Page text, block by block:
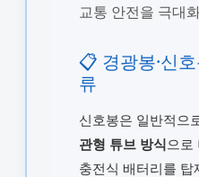
교통 안전을 극대
📋 경광봉·신
류
신호봉은 일반적으
관형 튜브 방식으로
충전식 배터리를 탑